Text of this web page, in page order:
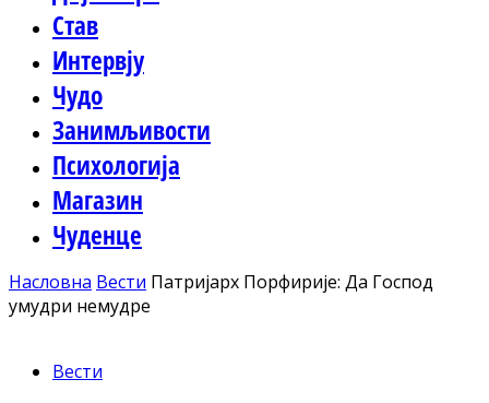
Став
Интервју
Чудо
Занимљивости
Психологија
Магазин
Чуденце
Насловна Вести Патријарх Порфирије: Да Господ
умудри немудре
Вести